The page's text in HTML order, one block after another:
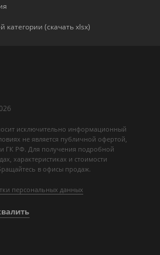
категории (скачать xlsx)
исключительно информационный
не является публичной офертой,
ГК РФ. Для получения подробной
характеристиках и стоимости
в офисы продаж.
персональных данных